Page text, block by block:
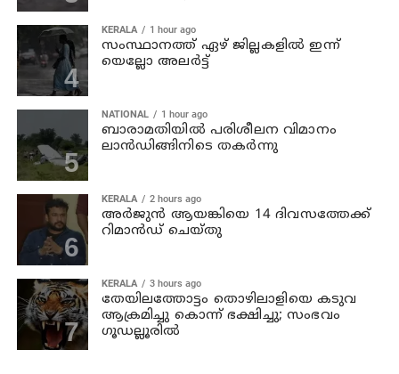
KERALA 1 hour ago
സംസ്ഥാനത്ത് ഏഴ് ജില്ലകളില്‍ ഇന്ന്
യെല്ലോ അലര്‍ട്ട്
NATIONAL 1 hour ago
ബാരാമതിയില്‍ പരിശീലന വിമാനം
ലാന്‍ഡിങ്ങിനിടെ തകര്‍ന്നു
KERALA 2 hours ago
അര്‍ജുന്‍ ആയങ്കിയെ 14 ദിവസത്തേക്ക്
റിമാൻഡ് ചെയ്തു
KERALA 3 hours ago
തേയിലത്തോട്ടം തൊഴിലാളിയെ കടുവ
ആക്രമിച്ചു കൊന്ന് ഭക്ഷിച്ചു; സംഭവം
ഗൂഡല്ലൂരില്‍